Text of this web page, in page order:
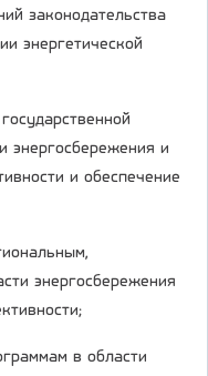
законодательства
энергетической
энергосбережения и
и обеспечение
энергосбережения
в области